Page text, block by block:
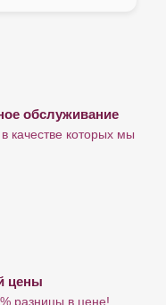
обслуживание
качестве которых мы
цены
разницы в цене!